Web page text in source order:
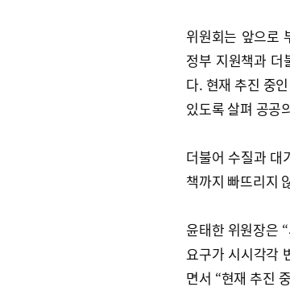
위원회는 앞으로
정부 지원책과 더
다. 현재 추진 중
있도록 살펴 공공
더불어 수질과 대
책까지 빠뜨리지
윤태한 위원장은
요구가 시시각각
면서 “현재 추진